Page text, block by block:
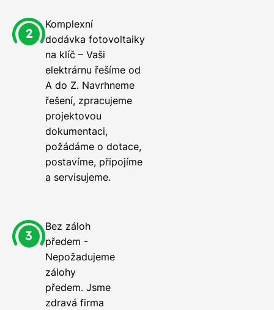
Komplexní
dodávka fotovoltaiky
na klíč – Vaši
elektrárnu řešíme od
A do Z. Navrhneme
řešení, zpracujeme
projektovou
dokumentaci,
požádáme o dotace,
postavíme, připojíme
a servisujeme.
Bez záloh
předem -
Nepožadujeme
zálohy
předem. Jsme
zdravá firma